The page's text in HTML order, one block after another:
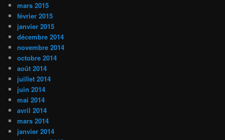
mars 2015
février 2015
janvier 2015
décembre 2014
novembre 2014
octobre 2014
août 2014
juillet 2014
juin 2014
mai 2014
avril 2014
mars 2014
janvier 2014